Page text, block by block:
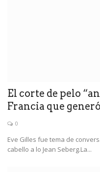
El corte de pelo
Francia que
0
Eve Gilles fue tema de
cabello a lo Jean Seberg.La...